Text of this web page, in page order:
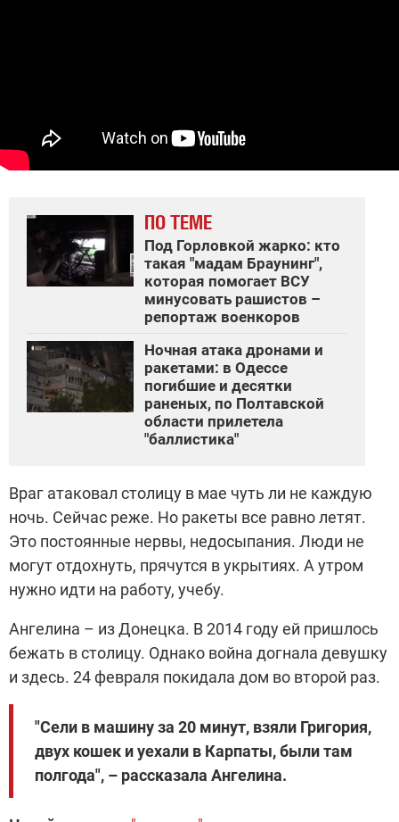
ПО ТЕМЕ
Под Горловкой жарко: кто
такая "мадам Браунинг",
которая помогает ВСУ
минусовать рашистов –
репортаж военкоров
Ночная атака дронами и
ракетами: в Одессе
погибшие и десятки
раненых, по Полтавской
области прилетела
"баллистика"
Враг атаковал столицу в мае чуть ли не каждую
ночь. Сейчас реже. Но ракеты все равно летят.
Это постоянные нервы, недосыпания. Люди не
могут отдохнуть, прячутся в укрытиях. А утром
нужно идти на работу, учебу.
Ангелина – из Донецка. В 2014 году ей пришлось
бежать в столицу. Однако война догнала девушку
и здесь. 24 февраля покидала дом во второй раз.
"Сели в машину за 20 минут, взяли Григория,
двух кошек и уехали в Карпаты, были там
полгода", – рассказала Ангелина.